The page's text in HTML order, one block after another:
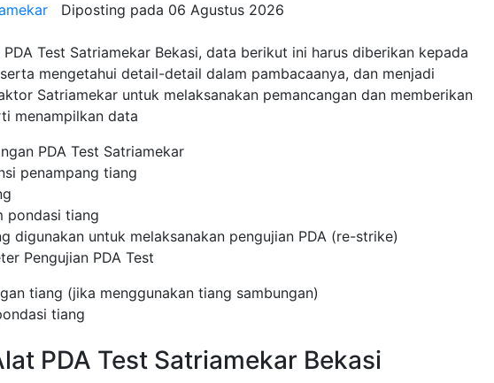
Diposting pada 06 Agustus 2026
Test Satriamekar Bekasi, data berikut ini harus diberikan kepada
mengetahui detail-detail dalam pambacaanya, dan menjadi
Satriamekar untuk melaksanakan pemancangan dan memberikan
menampilkan data
PDA Test Satriamekar
penampang tiang
pondasi tiang
digunakan untuk melaksanakan pengujian PDA (re-strike)
Pengujian PDA Test
tiang (jika menggunakan tiang sambungan)
tiang
PDA Test Satriamekar Bekasi